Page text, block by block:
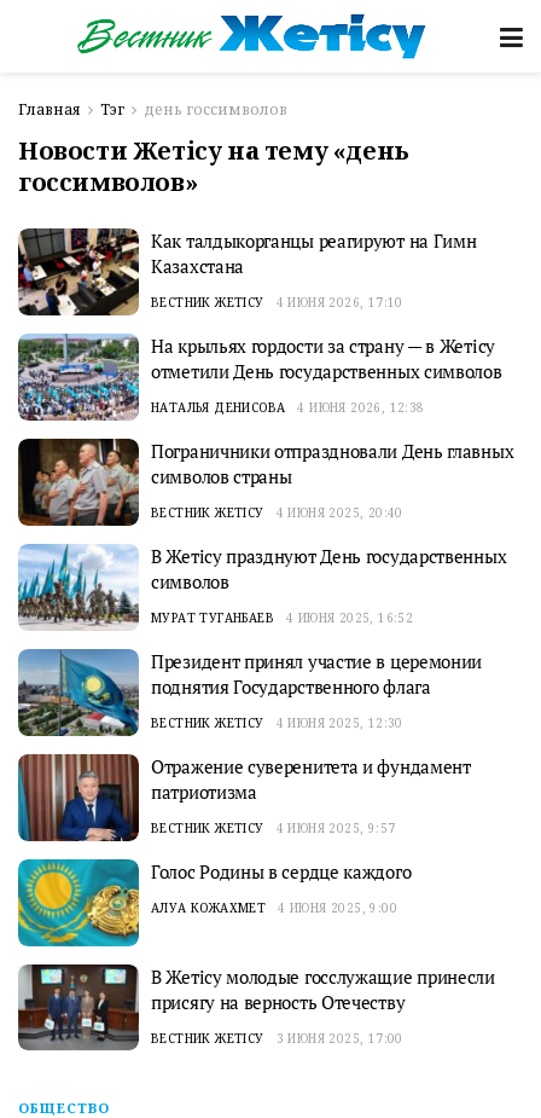
Главная Тэг день госсимволов
Новости Жетісу на тему «день
госсимволов»
Как талдыкорганцы реагируют на Гимн
Казахстана
ВЕСТНИК ЖЕТІСУ 4 ИЮНЯ 2026, 17:10
На крыльях гордости за страну — в Жетiсу
отметили День государственных символов
НАТАЛЬЯ ДЕНИСОВА 4 ИЮНЯ 2026, 12:38
Пограничники отпраздновали День главных
символов страны
ВЕСТНИК ЖЕТІСУ 4 ИЮНЯ 2025, 20:40
В Жетісу празднуют День государственных
символов
МУРАТ ТУГАНБАЕВ 4 ИЮНЯ 2025, 16:52
Президент принял участие в церемонии
поднятия Государственного флага
ВЕСТНИК ЖЕТІСУ 4 ИЮНЯ 2025, 12:30
Отражение суверенитета и фундамент
патриотизма
ВЕСТНИК ЖЕТІСУ 4 ИЮНЯ 2025, 9:57
Голос Родины в сердце каждого
АЛУА КОЖАХМЕТ 4 ИЮНЯ 2025, 9:00
В Жетісу молодые госслужащие принесли
присягу на верность Отечеству
ВЕСТНИК ЖЕТІСУ 3 ИЮНЯ 2025, 17:00
ОБЩЕСТВО